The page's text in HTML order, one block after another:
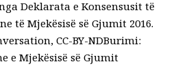
Deklarata e Konsensusit të
të Mjekësisë së Gjumit 2016.
CC-BY-NDBurimi:
e Mjekësisë së Gjumit